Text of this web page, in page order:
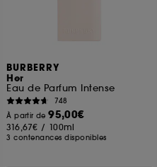
BURBERRY
Her
Eau de Parfum Intense
748
À partir de95,00€
316,67€ / 100ml
3 contenances disponibles